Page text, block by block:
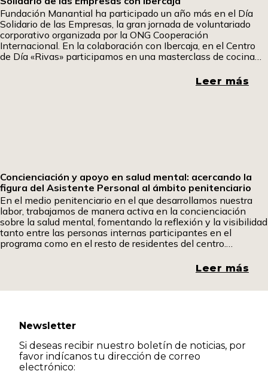
Fundación Manantial ha participado un año más en el Día
Solidario de las Empresas, la gran jornada de voluntariado
corporativo organizada por la ONG Cooperación
Internacional. En la colaboración con Ibercaja, en el Centro
de Día «Rivas» participamos en una masterclass de cocina
sándwiches especiales. Uno de los participantes ha querido
Leer más
Concienciación y apoyo en salud mental: acercando la
figura del Asistente Personal al ámbito penitenciario
En el medio penitenciario en el que desarrollamos nuestra
labor, trabajamos de manera activa en la concienciación
sobre la salud mental, fomentando la reflexión y la visibilidad
tanto entre las personas internas participantes en el
programa como en el resto de residentes del centro.
fundamental para romper estigmas y generar una mirada
Leer más
Newsletter
Si deseas recibir nuestro boletín de noticias, por
favor indícanos tu dirección de correo
electrónico: